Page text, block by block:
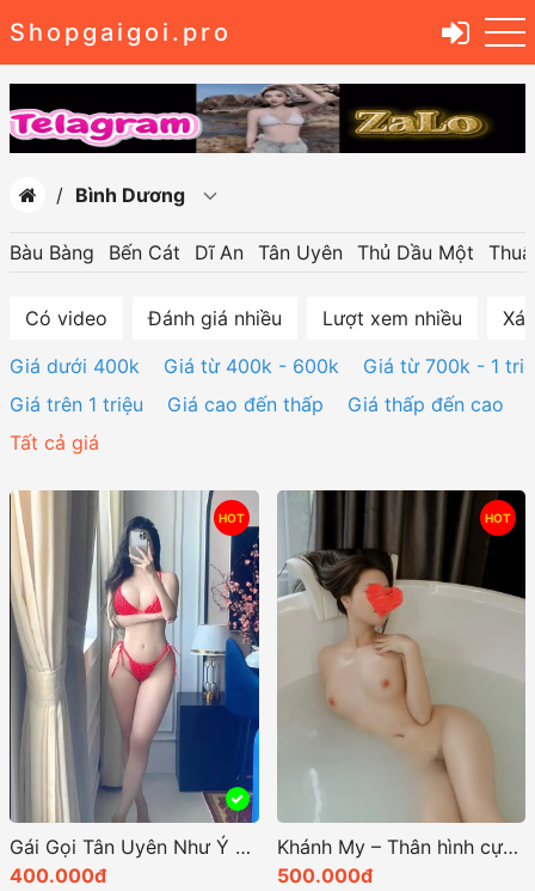
Shopgaigoi.pro
Bình Dương
Bàu Bàng Bến Cát Dĩ An Tân Uyên Thủ Dầu Một
Có video Đánh giá nhiều Lượt xem nhiều
Giá dưới 400k
Giá từ 400k - 600k
Giá từ 700k - 1
Giá trên 1 triệu
Giá cao đến thấp
Giá thấp đến cao
Tất cả giá
HOT
Gái Gọi Tân Uyên Như Ý – Dâm Nữ Dáng Dây Baby Siêu Xinh, Body Nóng Bỏng
400.000đ
HOT
Khánh My – Thân hình cực gợi cảm, Body đỉnh – Gái gọi Dĩ An Bình Dương xinh đẹp
500.000đ